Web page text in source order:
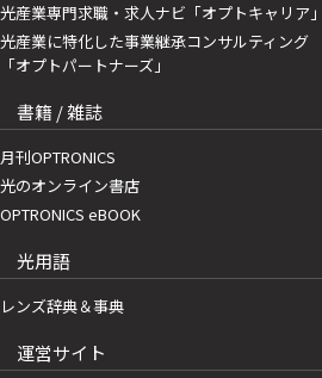
光産業専門求職・求人ナビ「オプトキャリア」
光産業に特化した事業継承コンサルティング
「オプトパートナーズ」
書籍 / 雑誌
月刊OPTRONICS
光のオンライン書店
OPTRONICS eBOOK
光用語
レンズ辞典＆事典
運営サイト